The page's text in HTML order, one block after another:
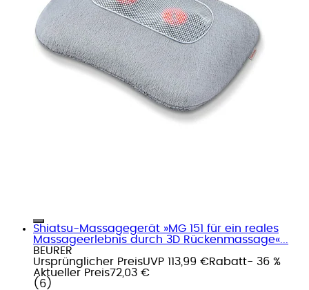
Shiatsu-Massagegerät »MG 151 für ein reales
Massageerlebnis durch 3D Rückenmassage«...
BEURER
Ursprünglicher PreisUVP 113,99 €Rabatt- 36 %
Aktueller Preis72,03 €
( 6 )